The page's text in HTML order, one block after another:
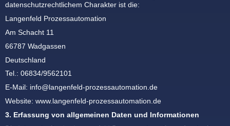
datenschutzrechtlichem Charakter ist die:
Langenfeld Prozessautomation
Am Schacht 11
66787 Wadgassen
Deutschland
Tel.: 06834/9562101
E-Mail: info@langenfeld-prozessautomation.de
Website: www.langenfeld-prozessautomation.de
3. Erfassung von allgemeinen Daten und Informationen